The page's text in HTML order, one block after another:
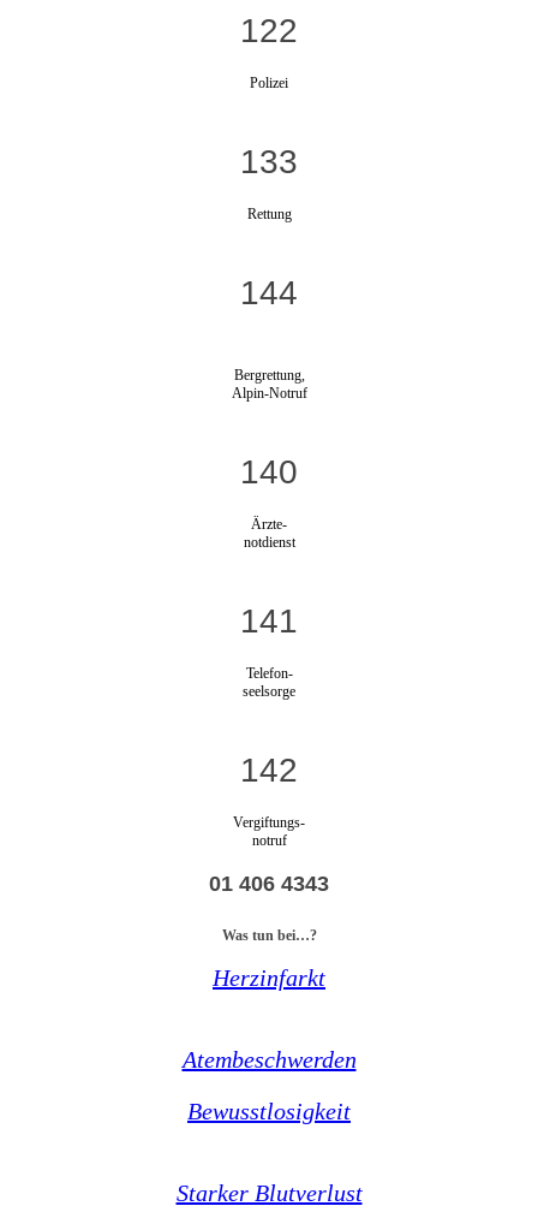
122
Polizei
133
Rettung
144
Bergrettung,
Alpin-Notruf
140
Ärzte-
notdienst
141
Telefon-
seelsorge
142
Vergiftungs-
notruf
01 406 4343
Was tun bei…?
Herzinfarkt
Atembeschwerden
Bewusstlosigkeit
Starker Blutverlust